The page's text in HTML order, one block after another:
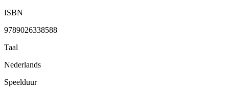
ISBN
9789026338588
Taal
Nederlands
Speelduur